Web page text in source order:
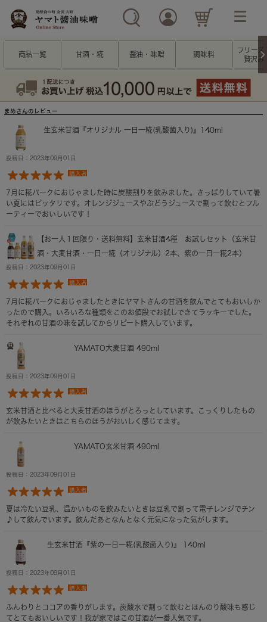
商品一覧 甘酒・糀 醤油・味噌 調味料
フリーズ
贅沢み
まめさんのレビュー
生玄米甘酒『オリジナル 一日一糀(乳酸菌入り)』140ml
投稿日：2023年09月01日
購入者
7月に糀パークにおじゃました時に炭酸割りを飲みました。さっぱりしていて暑
い夏にはピッタリです。オレンジジュースやぶどうジュースで割って飲むとフル
ーティーでおいしいです！
【お一人１回限り・送料無料】玄米甘酒4種 お試しセット（玄米甘
酒・大麦甘酒・一日一糀（オリジナル）2本、紫の一日一糀2本）
投稿日：2023年09月01日
購入者
7月に糀パークにおじゃましたときにヤマトさんの甘酒を飲んでとてもおいしか
ったので購入。いろいろな種類をこのお値段でお試しできてラッキーでした。
それぞれの甘酒の味を試してからリピート購入しています。
YAMATO大麦甘酒 490ml
投稿日：2023年09月01日
購入者
玄米甘酒と比べると大麦甘酒のほうがとろっとしています。こっくりしたもの
が飲みたいときはこちらのほうがおいしく感じてます。
YAMATO玄米甘酒 490ml
投稿日：2023年09月01日
購入者
夏は冷たい豆乳、温かいものを飲みたいときは豆乳で割って電子レンジでチン
♪して飲んでいます。飲んだあとなんとなく元気になった気がします。
生玄米甘酒『紫の一日一糀(乳酸菌入り)』 140ml
投稿日：2023年09月01日
購入者
ふんわりとココアの香りがします。炭酸水で割って飲むとほんのり酸味も感じ
てとてもおいしいです！我が家ではこの甘酒が一番人気です。